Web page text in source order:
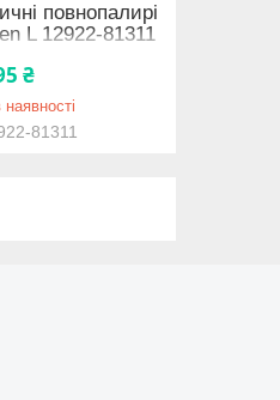
повнопалирі
L 12922-81311
₴
81311